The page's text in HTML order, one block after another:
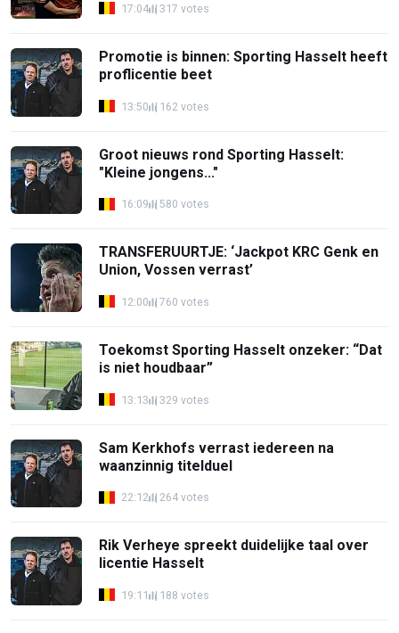
17:04 317 votes
Promotie is binnen: Sporting Hasselt heeft
proflicentie beet
13:50 162 votes
Groot nieuws rond Sporting Hasselt:
"Kleine jongens..."
16:09 580 votes
TRANSFERUURTJE: ‘Jackpot KRC Genk en
Union, Vossen verrast’
12:00 760 votes
Toekomst Sporting Hasselt onzeker: “Dat
is niet houdbaar”
13:13 329 votes
Sam Kerkhofs verrast iedereen na
waanzinnig titelduel
22:12 264 votes
Rik Verheye spreekt duidelijke taal over
licentie Hasselt
19:11 188 votes